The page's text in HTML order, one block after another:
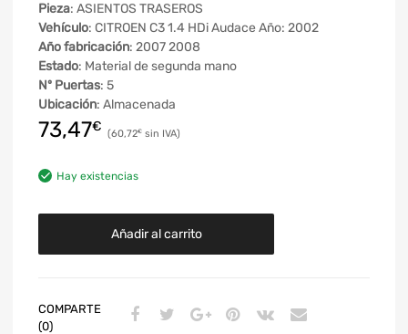
Pieza: ASIENTOS TRASEROS
Vehículo: CITROEN C3 1.4 HDi Audace Año: 2002
Año fabricación: 2007 2008
Estado: Material de segunda mano
Nº Puertas: 5
Ubicación: Almacenada
73,47€ 60,72€
Hay existencias
Añadir al carrito
COMPARTE
(0)